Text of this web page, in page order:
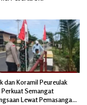
dan Koramil Peureulak
Semangat
Lewat Pemasangan